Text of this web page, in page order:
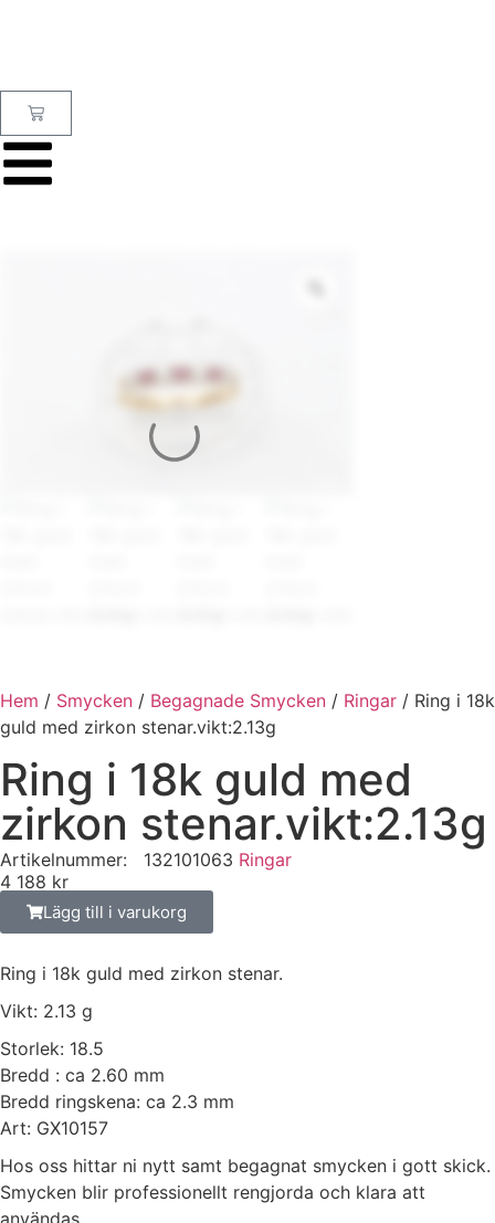
Hem / Smycken / Begagnade Smycken / Ringar / Ring i 18k
guld med zirkon stenar.vikt:2.13g
Ring i 18k guld med
zirkon stenar.vikt:2.13g
Artikelnummer: 132101063 Ringar
4 188 kr
Lägg till i varukorg
Ring i 18k guld med zirkon stenar.
Vikt: 2.13 g
Storlek: 18.5
Bredd : ca 2.60 mm
Bredd ringskena: ca 2.3 mm
Art: GX10157
Hos oss hittar ni nytt samt begagnat smycken i gott skick.
Smycken blir professionellt rengjorda och klara att